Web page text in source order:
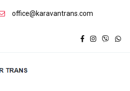
office@karavantrans.com